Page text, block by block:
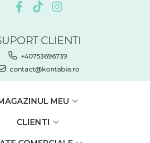
CLIENTI
+40753696739
contact@kontabia.ro
MEU
CLIENTI